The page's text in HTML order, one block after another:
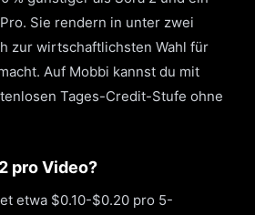
Sie rendern in unter zwei
zur wirtschaftlichsten Wahl für
Auf Mobbi kannst du mit
Tages-Credit-Stufe ohne
pro Video?
etwa $0.10-$0.20 pro 5-